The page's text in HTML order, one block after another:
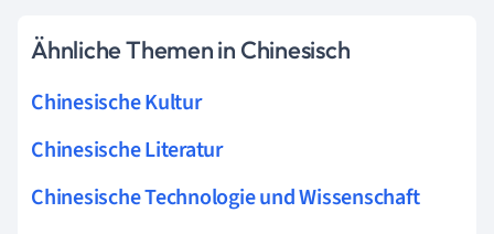
Ähnliche Themen in Chinesisch
Chinesische Kultur
Chinesische Literatur
Chinesische Technologie und Wissenschaft